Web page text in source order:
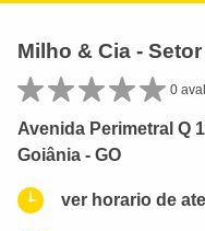
Milho & Cia -
0
Avenida Perimetral Q
Goiânia - GO
ver horario de